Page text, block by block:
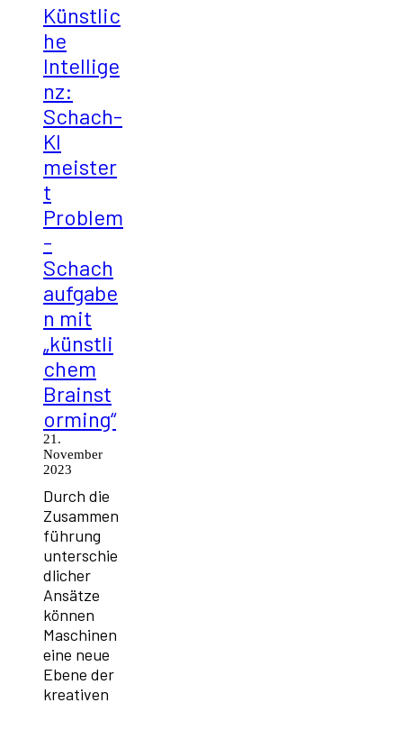
Künstlic
he
Intellige
nz:
Schach-
KI
meister
t
Problem
-
Schach
aufgabe
n mit
„künstli
chem
Brainst
orming“
21.
November
2023
Durch die
Zusammen
führung
unterschie
dlicher
Ansätze
können
Maschinen
eine neue
Ebene der
kreativen